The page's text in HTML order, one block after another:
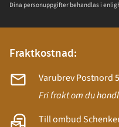
Dina personuppgifter behandlas i
Fraktkostnad:
Varubrev Postnord
Fri frakt om du
Till ombud